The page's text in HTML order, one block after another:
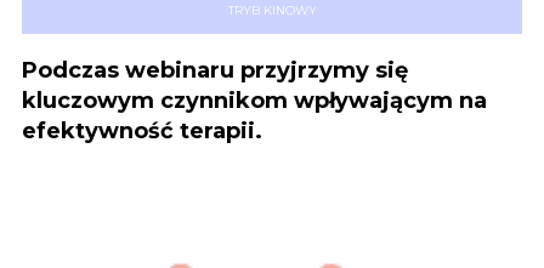
TRYB KINOWY
Podczas webinaru przyjrzymy się
kluczowym czynnikom wpływającym na
efektywność terapii.